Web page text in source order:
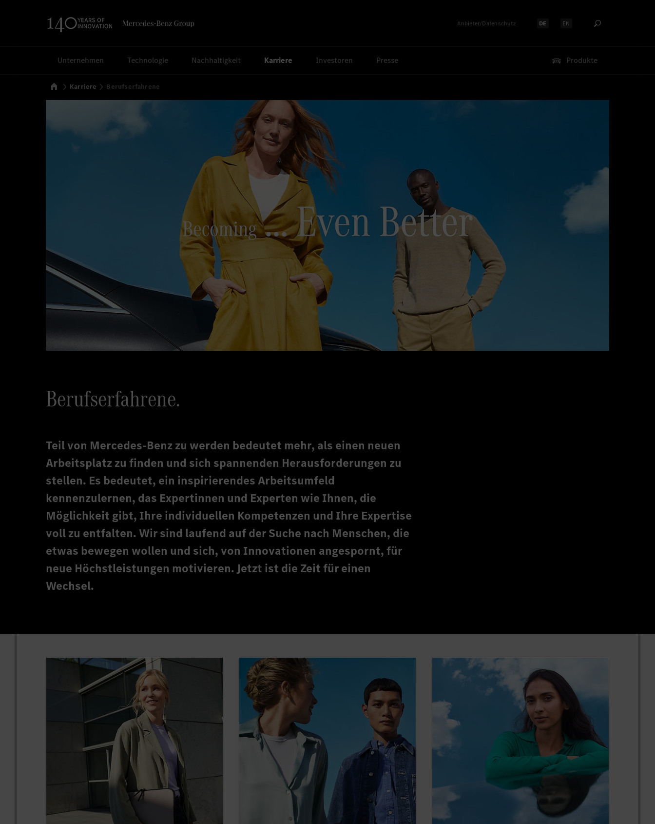
Anbieter/Datenschutz Sprache auswählen:
DE Sprache auswählen:
EN
Unternehmen Technologie Nachhaltigkeit Karriere Investoren Presse Produkte
Startseite
Karriere Berufserfahrene
Berufserfahrene.
Teil von Mercedes-Benz zu werden bedeutet mehr, als einen neuen
Arbeitsplatz zu finden und sich spannenden Herausforderungen zu
stellen. Es bedeutet, ein inspirierendes Arbeitsumfeld
kennenzulernen, das Expertinnen und Experten wie Ihnen, die
Möglichkeit gibt, Ihre individuellen Kompetenzen und Ihre Expertise
voll zu entfalten. Wir sind laufend auf der Suche nach Menschen, die
etwas bewegen wollen und sich, von Innovationen angespornt, für
neue Höchstleistungen motivieren. Jetzt ist die Zeit für einen
Wechsel.